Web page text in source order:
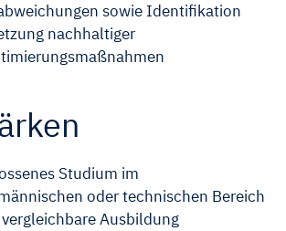
sowie Identifikation
nachhaltiger
Studium im
oder technischen Bereich
Ausbildung